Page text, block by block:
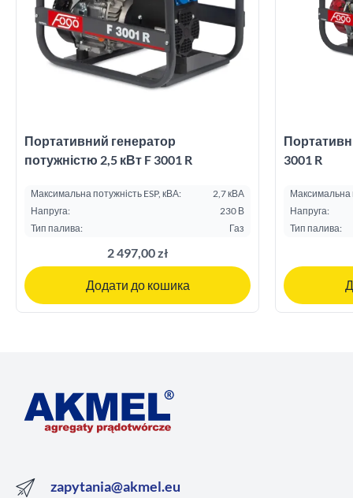
Портативний генератор
потужністю 2,5 кВт F 3001 R
Максимальна потужність ESP, кВА:
2,7 кВА
Напруга:
230 В
Тип палива:
Газ
2 497,00 zł
Додати до кошика
3001 R
Максимальна
Напруга:
Тип палива:
zapytania@akmel.eu